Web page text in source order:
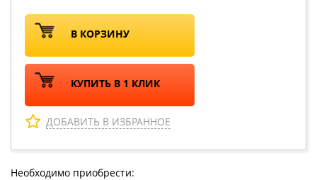
В КОРЗИНУ
КУПИТЬ В 1 КЛИК
ДОБАВИТЬ В ИЗБРАННОЕ
Необходимо приобрести: